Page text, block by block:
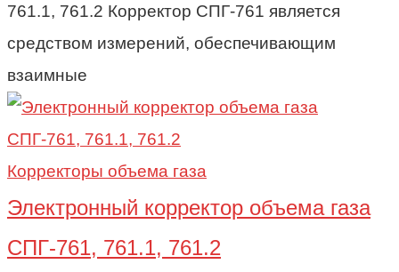
761.1, 761.2 Корректор СПГ-761 является
средством измерений, обеспечивающим
взаимные
Корректоры объема газа
Электронный корректор объема газа
СПГ-761, 761.1, 761.2